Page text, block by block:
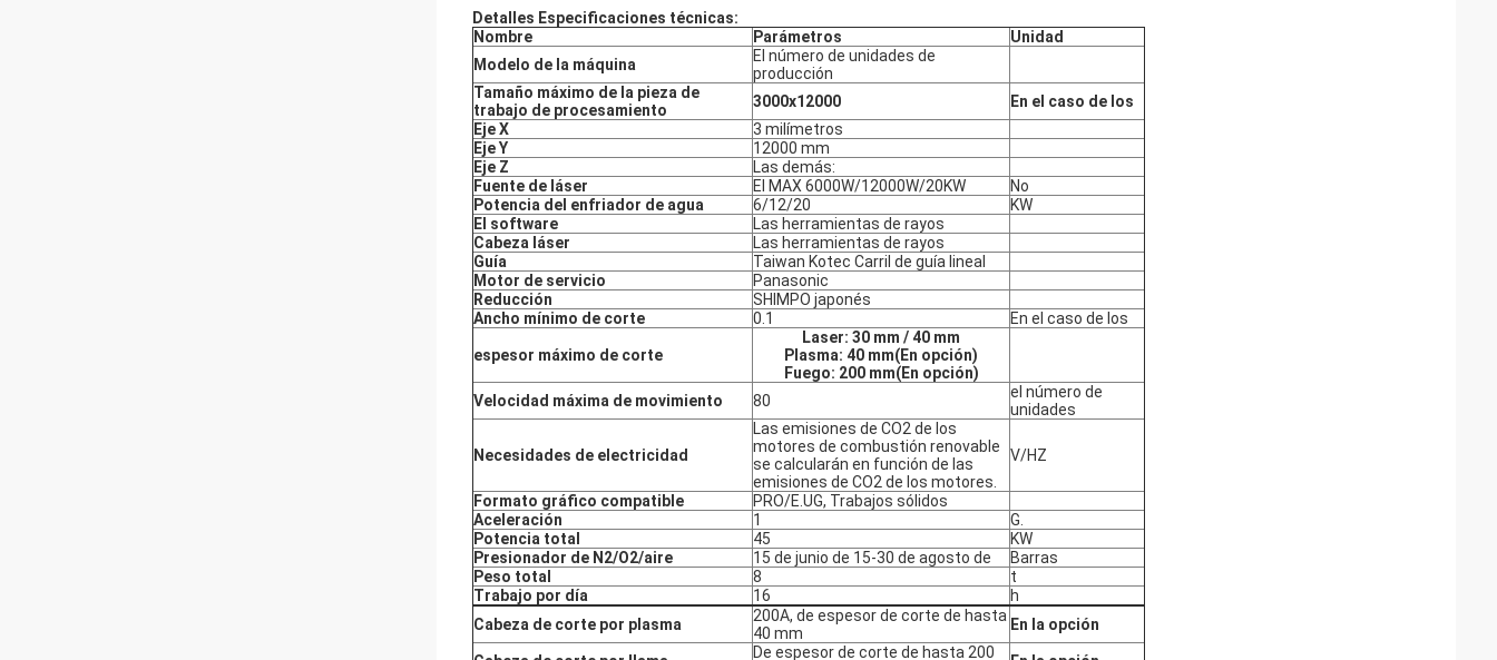
Detalles Especificaciones técnicas:
Nombre
Parámetros
Unidad
Modelo de la máquina
El número de unidades de
producción
Tamaño máximo de la pieza de
trabajo de procesamiento
3000x1 2000
En el caso de los
Eje X
3 milímetros
Eje Y
12000 mm
Eje Z
Las demás:
Fuente de láser
El MAX 6000W/12000W/20KW
No
Potencia del enfriador de agua
6/12/20
KW
El software
Las herramientas de rayos
Cabeza láser
Las herramientas de rayos
Guía
Taiwan Kotec Carril de guía lineal
Motor de servicio
Panasonic
Reducción
SHIMPO japonés
Ancho mínimo de corte
0.1 En el caso de los
espesor máximo de corte
Laser: 30 mm / 40 mm
Plasma: 40 mm(En opción)
Fuego: 200 mm(En opción)
Velocidad máxima de movimiento
80
el número de
unidades
Necesidades de electricidad
Las emisiones de CO2 de los
motores de combustión renovable
se calcularán en función de las
emisiones de CO2 de los motores.
V/HZ
Formato gráfico compatible
PRO/E.UG, Trabajos sólidos
Aceleración
1
G.
Potencia total
45
KW
Presionador de N2/O2/aire
15 de junio de 15-30 de agosto de
Barras
Peso total
8
t
Trabajo por día
16
h
Cabeza de corte por plasma
200A, de espesor de corte de hasta
40 mm
En la opción
De espesor de corte de hasta 200